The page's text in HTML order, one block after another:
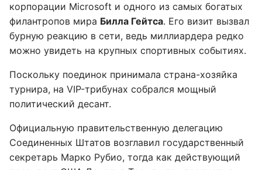
корпорации Microsoft и одного из самых богатых
филантропов мира Билла Гейтса. Его визит вызвал
бурную реакцию в сети, ведь миллиардера редко
можно увидеть на крупных спортивных событиях.
Поскольку поединок принимала страна-хозяйка
турнира, на VIP-трибунах собрался мощный
политический десант.
Официальную правительственную делегацию
Соединенных Штатов возглавил государственный
секретарь Марко Рубио, тогда как действующий